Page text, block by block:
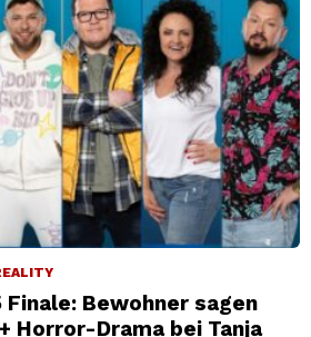
Bewohner sagen
Horror-Drama bei Tanja